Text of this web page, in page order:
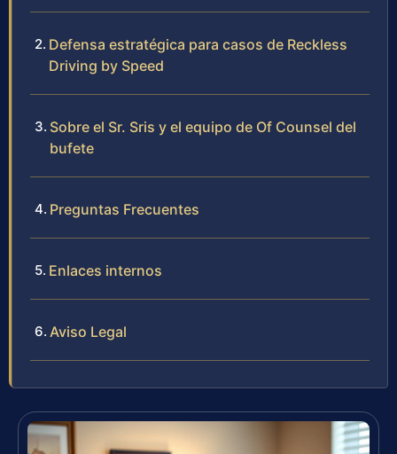
Defensa estratégica para casos de Reckless
Driving by Speed
Sobre el Sr. Sris y el equipo de Of Counsel del
bufete
Preguntas Frecuentes
Enlaces internos
Aviso Legal